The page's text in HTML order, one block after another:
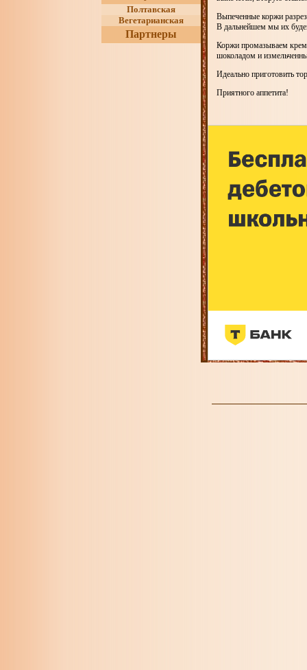
Полтавская
Вегетарианская
Партнеры
Выпеченные коржи
В дальнейшем мы их
Коржи промазываем
шоколадом и
Идеально приготовить
Приятного аппетита!